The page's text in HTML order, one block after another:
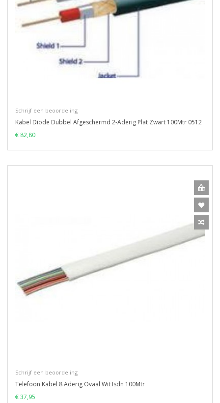
Schrijf een beoordeling
Kabel Diode Dubbel Afgeschermd 2-Aderig Plat Zwart 100Mtr 0512
€ 82,80
Schrijf een beoordeling
Telefoon Kabel 8 Aderig Ovaal Wit Isdn 100Mtr
€ 37,95